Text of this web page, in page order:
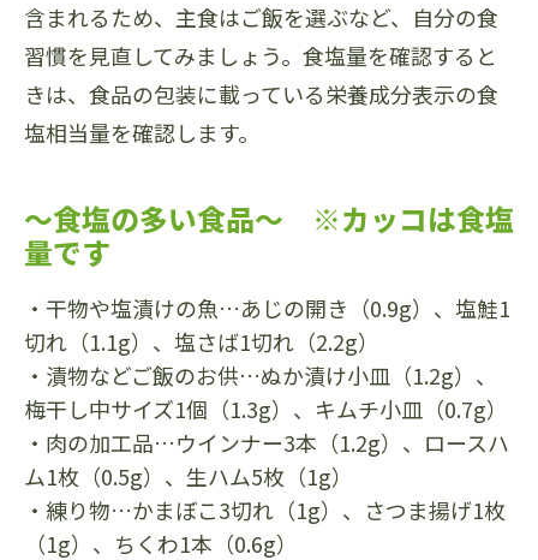
含まれるため、主食はご飯を選ぶなど、自分の食
習慣を見直してみましょう。食塩量を確認すると
きは、食品の包装に載っている栄養成分表示の食
塩相当量を確認します。
～食塩の多い食品～ ※カッコは食塩
量です
・干物や塩漬けの魚…あじの開き（0.9g）、塩鮭1
切れ（1.1g）、塩さば1切れ（2.2g）
・漬物などご飯のお供…ぬか漬け小皿（1.2g）、
梅干し中サイズ1個（1.3g）、キムチ小皿（0.7g）
・肉の加工品…ウインナー3本（1.2g）、ロースハ
ム1枚（0.5g）、生ハム5枚（1g）
・練り物…かまぼこ3切れ（1g）、さつま揚げ1枚
（1g）、ちくわ1本（0.6g）